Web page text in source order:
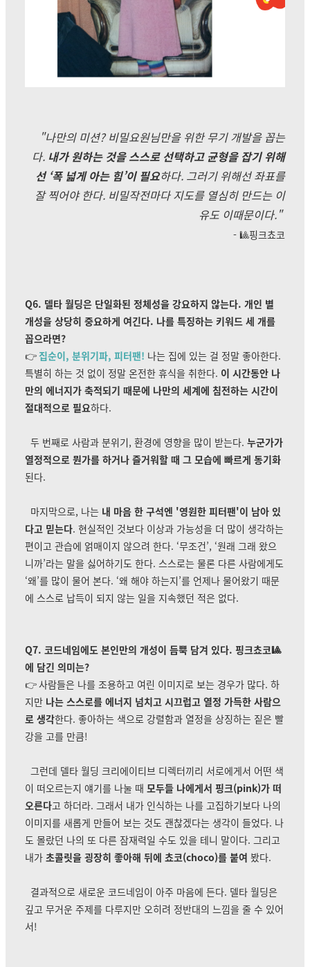
"나만의 미션? 비밀요원님만을 위한 무기 개발을 꼽는
다. 내가 원하는 것을 스스로 선택하고 균형을 잡기 위해
선‘폭 넓게아는 힘’이 필요하다. 그러기 위해선 좌표를
잘 찍어야 한다. 비밀작전마다 지도를 열심히 만드는 이
유도 이때문이다."
- 🎱핑크쵸코
Q6. 델타 월딩은 단일화된 정체성을 강요하지 않는다. 개인 별
개성을 상당히 중요하게 여긴다. 나를 특징하는 키워드 세 개를
꼽으라면?
👉집순이, 분위기파, 피터팬! 나는 집에 있는 걸 정말 좋아한다.
특별히 하는 것 없이 정말 온전한 휴식을 취한다. 이 시간동안 나
만의 에너지가 축적되기 때문에 나만의 세계에 침전하는 시간이
절대적으로 필요하다.
두 번째로 사람과 분위기, 환경에 영향을 많이 받는다. 누군가가
열정적으로 뭔가를 하거나 즐거워할 때 그 모습에 빠르게 동기화
된다.
마지막으로, 나는 내 마음 한 구석엔 '영원한 피터팬'이 남아 있
다고 믿는다. 현실적인 것보다 이상과 가능성을 더 많이 생각하는
편이고 관습에 얽매이지 않으려 한다. ‘무조건’, ‘원래 그래 왔으
니까’라는 말을 싫어하기도 한다. 스스로는 물론 다른 사람에게도
‘왜’를 많이 물어 본다. ‘왜 해야 하는지’를 언제나 물어왔기 때문
에 스스로 납득이 되지 않는 일을 지속했던 적은 없다.
Q7. 코드네임에도 본인만의 개성이 듬뿍 담겨 있다. 핑크쵸코🎱
에 담긴 의미는?
👉사람들은 나를 조용하고 여린 이미지로 보는 경우가 많다. 하
지만 나는 스스로를 에너지 넘치고 시끄럽고 열정 가득한 사람으
로 생각한다. 좋아하는 색으로 강렬함과 열정을 상징하는 짙은 빨
강을 고를 만큼!
그런데 델타 월딩 크리에이티브 디렉터끼리 서로에게서 어떤 색
이 떠오르는지 얘기를 나눌 때 모두들 나에게서 핑크(pink)가 떠
오른다고 하더라. 그래서 내가 인식하는 나를 고집하기보다 나의
이미지를 새롭게 만들어 보는 것도 괜찮겠다는 생각이 들었다. 나
도 몰랐던 나의 또 다른 잠재력일 수도 있을 테니 말이다. 그리고
내가 초콜릿을 굉장히 좋아해 뒤에 쵸코(choco)를 붙여 봤다.
결과적으로 새로운 코드네임이 아주 마음에 든다. 델타 월딩은
깊고 무거운 주제를 다루지만 오히려 정반대의 느낌을 줄 수 있어
서!